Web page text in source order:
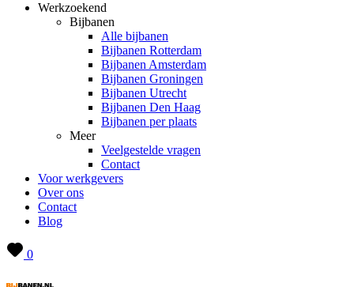
Werkzoekend
Bijbanen
Alle bijbanen
Bijbanen Rotterdam
Bijbanen Amsterdam
Bijbanen Groningen
Bijbanen Utrecht
Bijbanen Den Haag
Bijbanen per plaats
Meer
Veelgestelde vragen
Contact
Voor werkgevers
Over ons
Contact
Blog
0